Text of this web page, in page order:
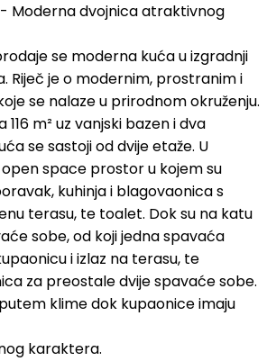
- Moderna dvojnica atraktivnog
se moderna kuća u izgradnji
Riječ je o modernim, prostranim i
se nalaze u prirodnom okruženju.
m² uz vanjski bazen i dva
se sastoji od dvije etaže. U
space prostor u kojem su
kuhinja i blagovaonica s
terasu, te toalet. Dok su na katu
sobe, od koji jedna spavaća
i izlaz na terasu, te
za preostale dvije spavaće sobe.
klime dok kupaonice imaju
karaktera.